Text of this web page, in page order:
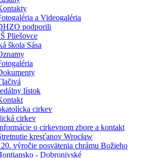
a Videogaléria
podporili
Pliešovce
škola Sása
lístok
cirkev
cirkev
o cirkevnom zbore a kontakt
kresťanov Wrocław
výročie posvätenia chrámu Božieho
- Dobronivské